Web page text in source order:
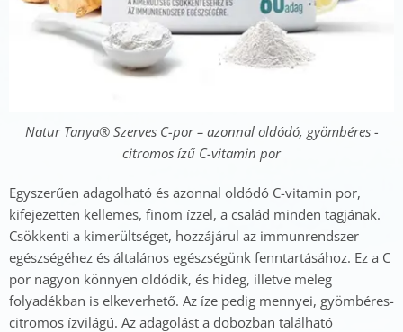
Natur Tanya® Szerves C-por – azonnal oldódó, gyömbéres -
citromos ízű C-vitamin por
Egyszerűen adagolható és azonnal oldódó C-vitamin por,
kifejezetten kellemes, finom ízzel, a család minden tagjának.
Csökkenti a kimerültséget, hozzájárul az immunrendszer
egészségéhez és általános egészségünk fenntartásához. Ez a C
por nagyon könnyen oldódik, és hideg, illetve meleg
folyadékban is elkeverhető. Az íze pedig mennyei, gyömbéres-
citromos ízvilágú. Az adagolást a dobozban található